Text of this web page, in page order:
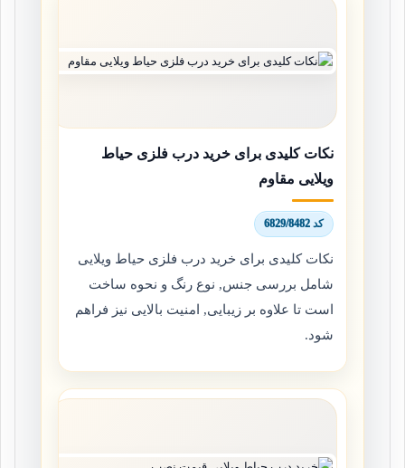
نکات کلیدی برای خرید درب فلزی حیاط
ویلایی مقاوم
کد 6829/8482
نکات کلیدی برای خرید درب فلزی حیاط ویلایی
شامل بررسی جنس, نوع رنگ و نحوه ساخت
است تا علاوه بر زیبایی, امنیت بالایی نیز فراهم
شود.